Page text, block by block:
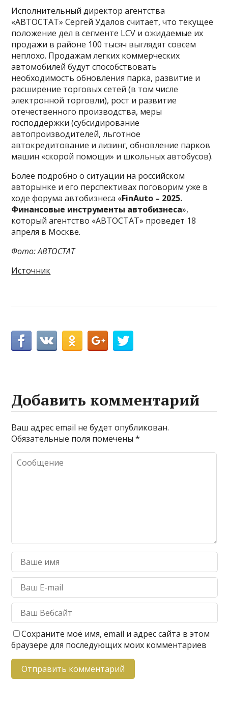
Исполнительный директор агентства
«АВТОСТАТ» Сергей Удалов считает, что текущее
положение дел в сегменте LCV и ожидаемые их
продажи в районе 100 тысяч выглядят совсем
неплохо. Продажам легких коммерческих
автомобилей будут способствовать
необходимость обновления парка, развитие и
расширение торговых сетей (в том числе
электронной торговли), рост и развитие
отечественного производства, меры
господдержки (субсидирование
автопроизводителей, льготное
автокредитование и лизинг, обновление парков
машин «скорой помощи» и школьных автобусов).
Более подробно о ситуации на российском
авторынке и его перспективах поговорим уже в
ходе форума автобизнеса «FinAuto – 2025.
Финансовые инструменты автобизнеса»,
который агентство «АВТОСТАТ» проведет 18
апреля в Москве.
Фото: АВТОСТАТ
Источник
Добавить комментарий
Ваш адрес email не будет опубликован.
Обязательные поля помечены*
Сохраните моё имя, email и адрес сайта в этом
браузере для последующих моих комментариев